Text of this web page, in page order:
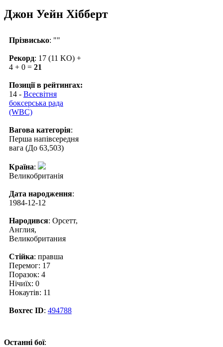
Джон Уейн Хібберт
Прізвисько: ""
Рекорд: 17 (11 KO) +
4 + 0 = 21
Позиції в рейтингах:
14 - Всесвітня
боксерська рада
(WBC)
Вагова категорія:
Перша напівсередня
вага (До 63,503)
Країна:
Великобританія
Дата народження:
1984-12-12
Народився: Орсетт,
Англия,
Великобритания
Стійка: правша
Перемог: 17
Поразок: 4
Нічиїх: 0
Нокаутів: 11
Boxrec ID: 494788
Останні бої: